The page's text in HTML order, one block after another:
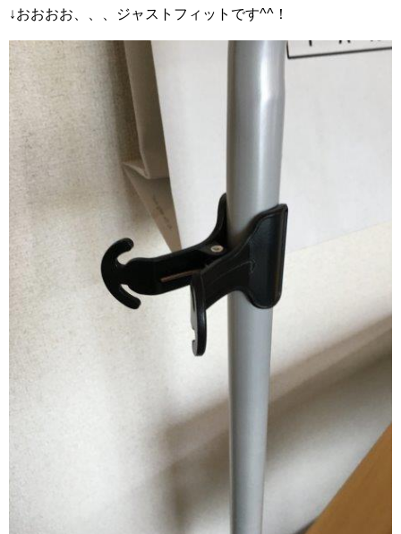
↓おおおお、、、ジャストフィットです^^！